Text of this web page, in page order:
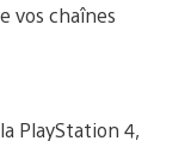
vos chaînes
PlayStation 4,